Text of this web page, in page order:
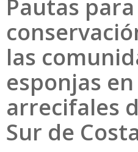
Pautas
las
esponjas
arrecifales
Sur de